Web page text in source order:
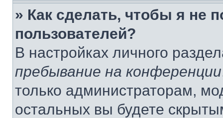
» Как сделать, чтобы я не
пользователей?
В настройках личного
пребывание на конференции
только администраторам,
остальных вы будете